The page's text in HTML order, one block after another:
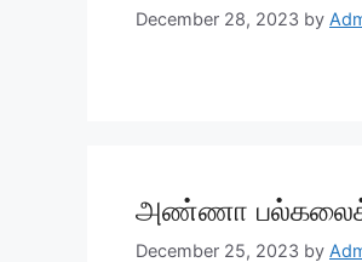
December 28, 2023 by
அண்ணா
December 25, 2023 by